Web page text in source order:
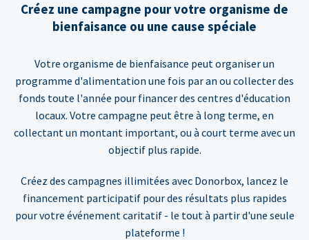
Créez une campagne pour votre organisme de
bienfaisance ou une cause spéciale
Votre organisme de bienfaisance peut organiser un
programme d'alimentation une fois par an ou collecter des
fonds toute l'année pour financer des centres d'éducation
locaux. Votre campagne peut être à long terme, en
collectant un montant important, ou à court terme avec un
objectif plus rapide.
Créez des campagnes illimitées avec Donorbox, lancez le
financement participatif pour des résultats plus rapides
pour votre événement caritatif - le tout à partir d'une seule
plateforme !